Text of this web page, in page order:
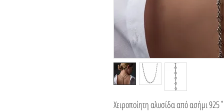
Χειροποίητη αλυσίδα από ασήμι